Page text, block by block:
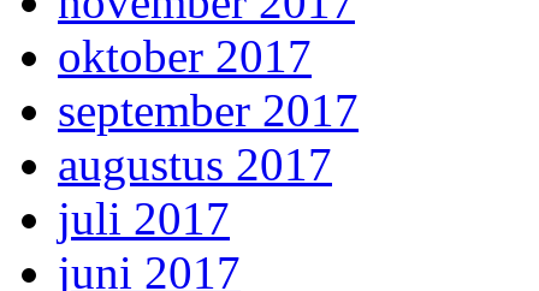
oktober 2017
september 2017
augustus 2017
juli 2017
juni 2017